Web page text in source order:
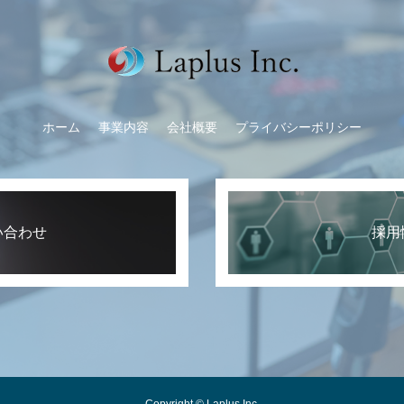
ホーム 事業内容 会社概要 プライバシーポリシー
合わせ 採用